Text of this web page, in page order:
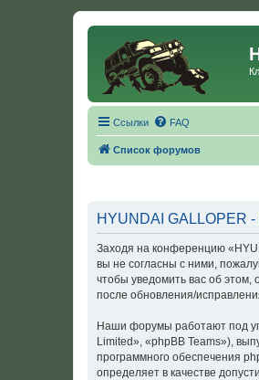
Ссылки FAQ
Список форумов
HYUNDAI GALLOPER -
Заходя на конференцию
вы не согласны с ними,
чтобы уведомить вас об этом,
после обновления/
Наши форумы работают под
Limited», «phpBB Teams»),
программного обеспечения
определяет в качестве